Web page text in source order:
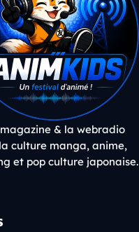
& la webradio
culture manga, anime,
et pop culture japonaise.